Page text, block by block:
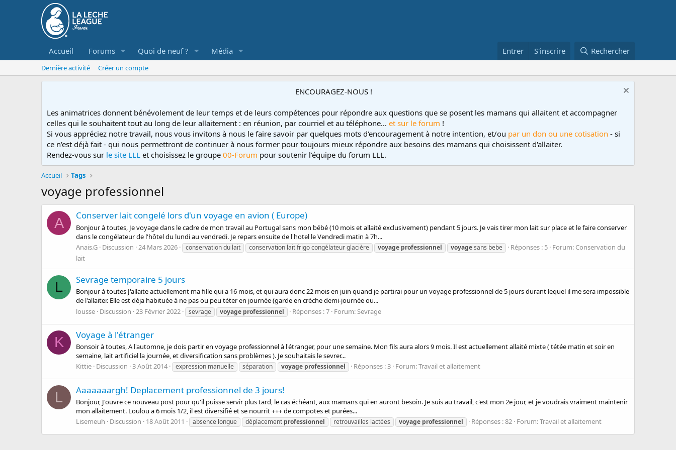
Accueil Forums Quoi de neuf ? Média Entrer S'inscrire Rechercher
Dernière activité Créer un compte
ENCOURAGEZ-NOUS !
Les animatrices donnent bénévolement de leur temps et de leurs compétences pour répondre aux questions que se posent les mamans qui allaitent et accompagner
celles qui le souhaitent tout au long de leur allaitement : en réunion, par courriel et au téléphone... et sur le forum !
Si vous appréciez notre travail, nous vous invitons à nous le faire savoir par quelques mots d'encouragement à notre intention, et/ou par un don ou une cotisation - si
ce n'est déjà fait - qui nous permettront de continuer à nous former pour toujours mieux répondre aux besoins des mamans qui choisissent d'allaiter.
Rendez-vous sur le site LLL et choisissez le groupe 00-Forum pour soutenir l'équipe du forum LLL.
Accueil Tags
voyage professionnel
A Conserver lait congelé lors d'un voyage en avion ( Europe)
Bonjour à toutes, Je voyage dans le cadre de mon travail au Portugal sans mon bébé (10 mois et allaité exclusivement) pendant 5 jours. Je vais tirer mon lait sur place et le faire conserver
dans le congélateur de l'hôtel du lundi au vendredi. Je repars ensuite de l'hotel le Vendredi matin à 7h...
Anais.G Discussion 24 Mars 2026 conservation du lait conservation lait frigo congélateur glacière voyage professionnel voyagesans bebe Réponses : 5 Forum: Conservation du
lait
L Sevrage temporaire 5 jours
Bonjour à toutes J'allaite actuellement ma fille qui a 16 mois, et qui aura donc 22 mois en juin quand je partirai pour un voyage professionnel de 5 jours durant lequel il me sera impossible
de l'allaiter. Elle est déja habituée à ne pas ou peu téter en journée (garde en crèche demi-journée ou...
lousse Discussion 23 Février 2022 sevrage voyage professionnel Réponses : 7 Forum:Sevrage
K Voyage à l'étranger
Bonsoir à toutes, A l'automne, je dois partir en voyage professionnel à l'étranger, pour une semaine. Mon fils aura alors 9 mois. Il est actuellement allaité mixte ( tétée matin et soir en
semaine, lait artificiel la journée, et diversification sans problèmes ). Je souhaitais le sevrer...
Kittie Discussion 3 Août 2014 expression manuelle séparation voyage professionnel Réponses : 3 Forum:Travail et allaitement
L Aaaaaaargh! Deplacement professionnel de 3 jours!
Bonjour, J'ouvre ce nouveau post pour qu'il puisse servir plus tard, le cas échéant, aux mamans qui en auront besoin. Je suis au travail, c'est mon 2e jour, et je voudrais vraiment maintenir
mon allaitement. Loulou a 6 mois 1/2, il est diversifié et se nourrit +++ de compotes et purées...
Lisemeuh
Discussion 18 Août 2011 absence longue déplacement professionnel retrouvailles lactées voyage professionnel Réponses : 82 Forum:Travail et allaitement